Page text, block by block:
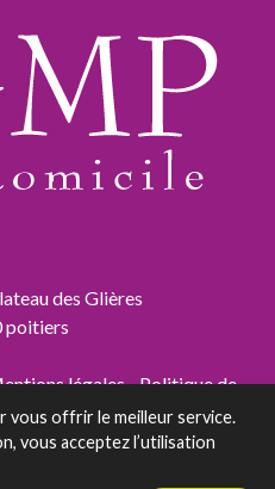
vous offrir le meilleur service.
vous acceptez l’utilisation
des Glières
poitiers
légales-Politique de